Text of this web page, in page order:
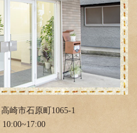
月
月
8月
月
月 (11)
崎市石原町1065-1